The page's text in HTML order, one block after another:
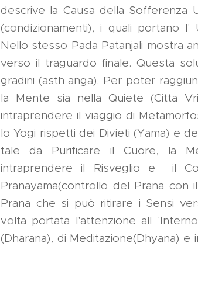
descrive la Causa della Sofferenza
(condizionamenti), i quali portano
Nello stesso Pada Patanjali mostra
verso il traguardo finale. Questa
gradini (asth anga). Per poter
la Mente sia nella Quiete (Citta
intraprendere il viaggio di
lo Yogi rispetti dei Divieti (Yama) e
tale da Purificare il Cuore, la
intraprendere il Risveglio e il
Pranayama(controllo del Prana
Prana che si può ritirare i Sensi
volta portata l'attenzione all
(Dharana), di Meditazione(Dhyana)